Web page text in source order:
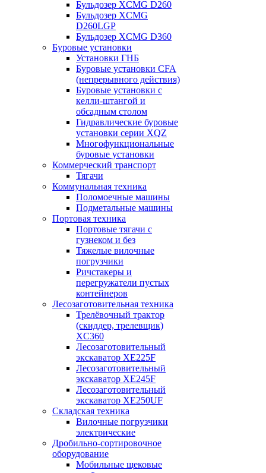
Бульдозер XCMG D260
Бульдозер XCMG
D260LGP
Бульдозер XCMG D360
Буровые установки
Установки ГНБ
Буровые установки CFA
(непрерывного действия)
Буровые установки с
келли-штангой и
обсадным столом
Гидравлические буровые
установки серии XQZ
Многофункциональные
буровые установки
Коммерческий транспорт
Тягачи
Коммунальная техника
Поломоечные машины
Подметальные машины
Портовая техника
Портовые тягачи с
гузнеком и без
Тяжелые вилочные
погрузчики
Ричстакеры и
перегружатели пустых
контейнеров
Лесозаготовительная техника
Трелёвочный трактор
(скиддер, трелевщик)
XC360
Лесозаготовительный
экскаватор XE225F
Лесозаготовительный
экскаватор XE245F
Лесозаготовительный
экскаватор XE250UF
Складская техника
Вилочные погрузчики
электрические
Дробильно-сортировочное
оборудование
Мобильные щековые